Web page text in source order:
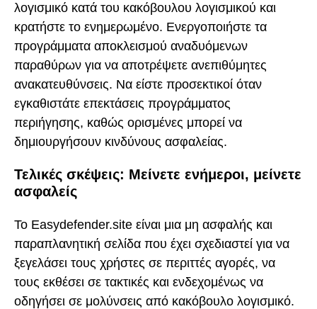
λογισμικό κατά του κακόβουλου λογισμικού και
κρατήστε το ενημερωμένο. Ενεργοποιήστε τα
προγράμματα αποκλεισμού αναδυόμενων
παραθύρων για να αποτρέψετε ανεπιθύμητες
ανακατευθύνσεις. Να είστε προσεκτικοί όταν
εγκαθιστάτε επεκτάσεις προγράμματος
περιήγησης, καθώς ορισμένες μπορεί να
δημιουργήσουν κινδύνους ασφαλείας.
Τελικές σκέψεις: Μείνετε ενήμεροι, μείνετε
ασφαλείς
Το Easydefender.site είναι μια μη ασφαλής και
παραπλανητική σελίδα που έχει σχεδιαστεί για να
ξεγελάσει τους χρήστες σε περιττές αγορές, να
τους εκθέσει σε τακτικές και ενδεχομένως να
οδηγήσει σε μολύνσεις από κακόβουλο λογισμικό.